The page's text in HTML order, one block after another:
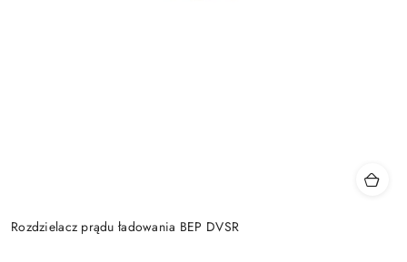
Rozdzielacz prądu ładowania BEP DVSR